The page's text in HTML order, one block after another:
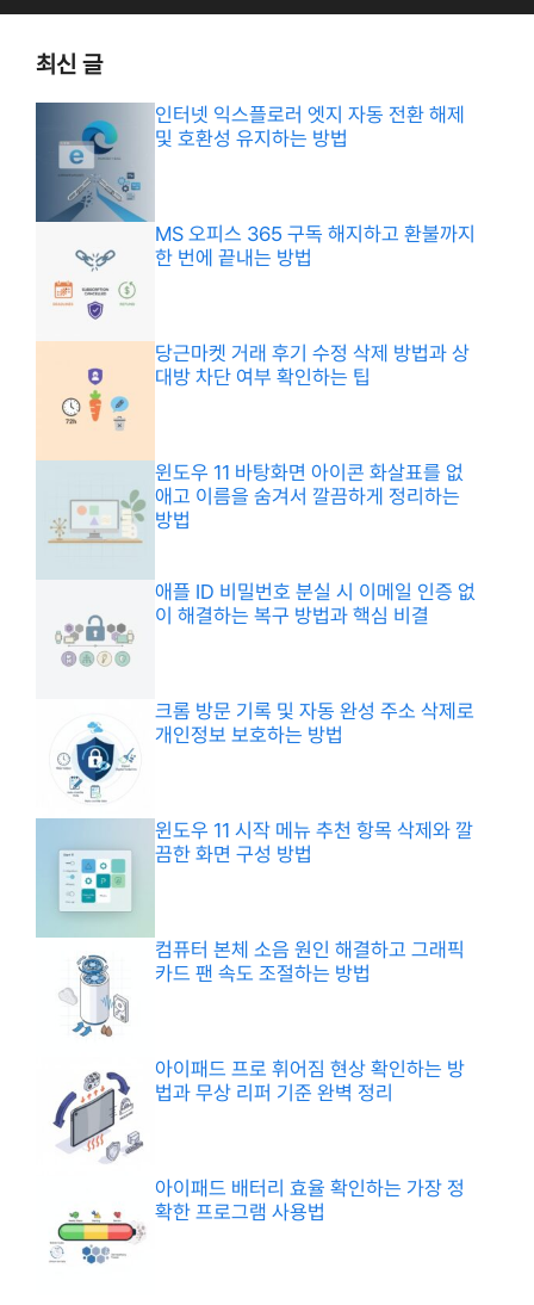
최신 글
인터넷 익스플로러 엣지 자동 전환 해제
및 호환성 유지하는 방법
MS 오피스 365 구독 해지하고 환불까지
한 번에 끝내는 방법
당근마켓 거래 후기 수정 삭제 방법과 상
대방 차단 여부 확인하는 팁
윈도우 11 바탕화면 아이콘 화살표를 없
애고 이름을 숨겨서 깔끔하게 정리하는
방법
애플 ID 비밀번호 분실 시 이메일 인증 없
이 해결하는 복구 방법과 핵심 비결
크롬 방문 기록 및 자동 완성 주소 삭제로
개인정보 보호하는 방법
윈도우 11 시작 메뉴 추천 항목 삭제와 깔
끔한 화면 구성 방법
컴퓨터 본체 소음 원인 해결하고 그래픽
카드 팬 속도 조절하는 방법
아이패드 프로 휘어짐 현상 확인하는 방
법과 무상 리퍼 기준 완벽 정리
아이패드 배터리 효율 확인하는 가장 정
확한 프로그램 사용법